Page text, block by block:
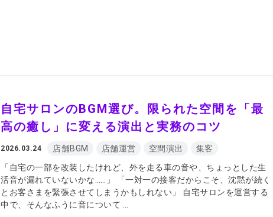
自宅サロンのBGM選び。限られた空間を「最
高の癒し」に変える演出と実務のコツ
2026.03.24 店舗BGM 店舗運営 空間演出
集客
「自宅の一部を改装したけれど、外を走る車の音や、ちょっとした生
活音が漏れていないかな……」 「一対一の接客だからこそ、沈黙が続く
とお客さまを緊張させてしまうかもしれない」 自宅サロンを運営する
中で、そんなふうに音について …